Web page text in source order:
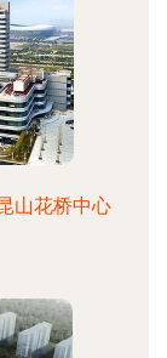
山花桥中心